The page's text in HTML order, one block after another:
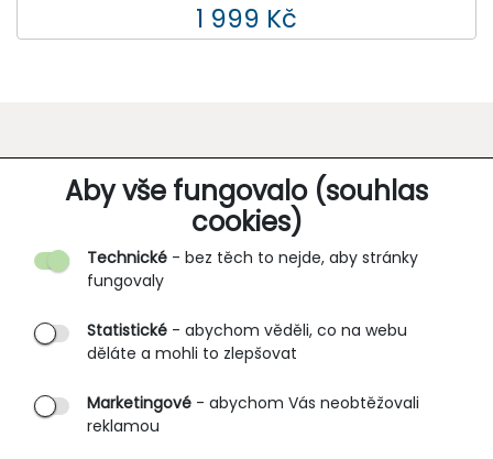
Aby vše fungovalo (souhlas
cookies)
Technické - bez těch to nejde, aby stránky
fungovaly
Statistické - abychom věděli, co na webu
děláte a mohli to zlepšovat
Marketingové - abychom Vás neobtěžovali
reklamou
1 999 Kč
O SPOLEČNOSTI
O nás
Partnerské prodejny
B2B vstup
PRŮVODCE NAKUPOVÁNÍM
Obchodní podmínky